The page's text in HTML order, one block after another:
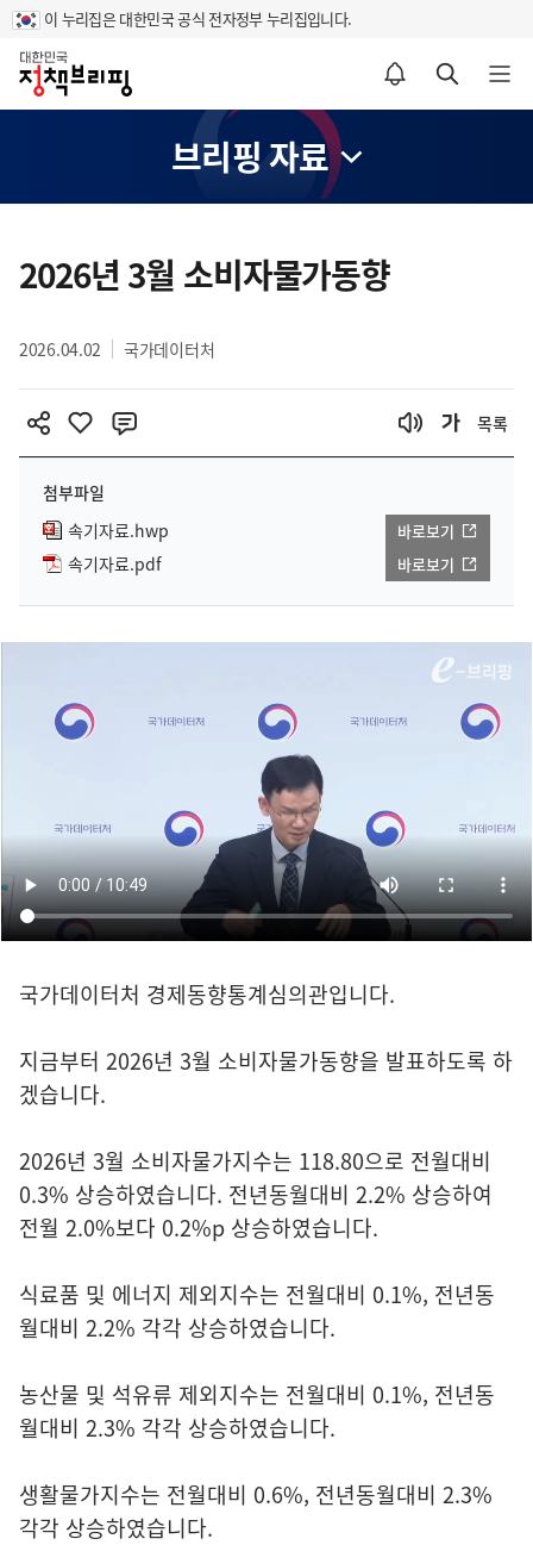
이 누리집은 대한민국 공식 전자정부 누리집입니다.
홈
알림설정 바로가기 검색 바로가기 메뉴 열기
브리핑 자료
텐
츠
역
2026년 3월 소비자물가동향
2026.04.02 국가데이터처
목록
첨부파일
속기자료.hwp
바로보기
속기자료.pdf 바로보기
국가데이터처 경제동향통계심의관입니다.
지금부터 2026년 3월 소비자물가동향을 발표하도록 하
겠습니다.
2026년 3월 소비자물가지수는 118.80으로 전월대비
0.3% 상승하였습니다. 전년동월대비 2.2% 상승하여
전월 2.0%보다 0.2%p 상승하였습니다.
식료품 및 에너지 제외지수는 전월대비 0.1%, 전년동
월대비 2.2% 각각 상승하였습니다.
농산물 및 석유류 제외지수는 전월대비 0.1%, 전년동
월대비 2.3% 각각 상승하였습니다.
생활물가지수는 전월대비 0.6%, 전년동월대비 2.3%
각각 상승하였습니다.